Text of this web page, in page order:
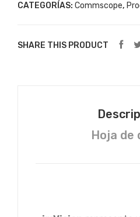
CATEGORÍAS: Commscope,
SHARE THIS PRODUCT
Hoja de